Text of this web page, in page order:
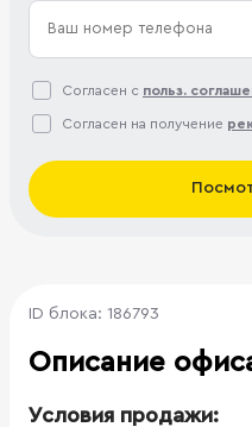
Согласен с польз.
Согласен на получение
ID блока: 186793
Описание
Условия продажи: